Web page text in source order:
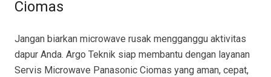
Ciomas
Jangan biarkan microwave rusak mengganggu aktivitas
dapur Anda. Argo Teknik siap membantu dengan layanan
Servis Microwave Panasonic Ciomas yang aman, cepat,